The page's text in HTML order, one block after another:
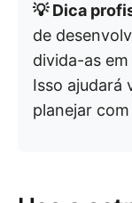
💡 Dica
de
divida-as em
Isso ajudará
planejar